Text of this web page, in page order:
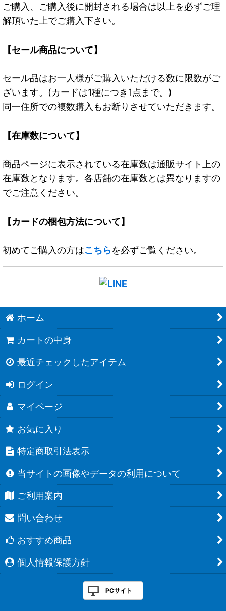
ご購入、ご購入後に開封される場合は以上を必ずご理
解頂いた上でご購入下さい。
【セール商品について】
セール品はお一人様がご購入いただける数に限数がご
ざいます。(カードは1種につき1点まで。)
同一住所での複数購入もお断りさせていただきます。
【在庫数について】
商品ページに表示されている在庫数は通販サイト上の
在庫数となります。各店舗の在庫数とは異なりますの
でご注意ください。
【カードの梱包方法について】
初めてご購入の方はこちらを必ずご覧ください。
ホーム
カートの中身
最近チェックしたアイテム
ログイン
マイページ
お気に入り
特定商取引法表示
当サイトの画像やデータの利用について
ご利用案内
問い合わせ
おすすめ商品
個人情報保護方針
PCサイト